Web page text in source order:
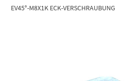
EV45°-M8X1K ECK-VERSCHRAUBUNG